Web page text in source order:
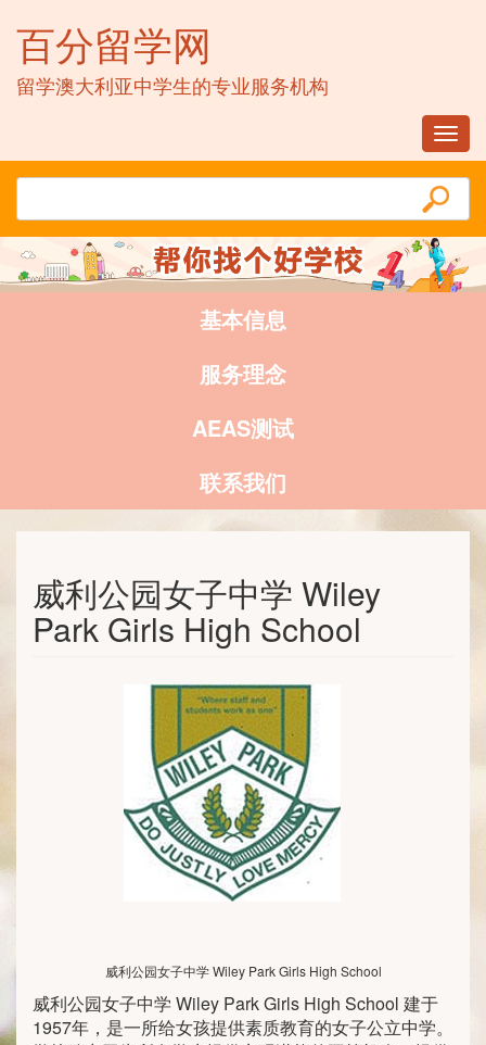
百分留学网
留学澳大利亚中学生的专业服务机构
基本信息
服务理念
AEAS测试
联系我们
威利公园女子中学 Wiley
Park Girls High School
威利公园女子中学 Wiley Park Girls High School
威利公园女子中学 Wiley Park Girls High School 建于
1957年，是一所给女孩提供素质教育的女子公立中学。